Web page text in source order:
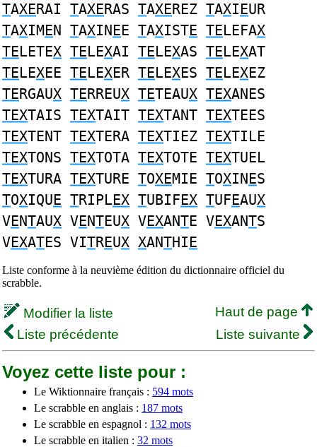
TAXERAI TAXERAS TAXEREZ TAXIEUR
TAXIMEN TAXINEE TAXISTE TELEFAX
TELETEX TELEXAI TELEXAS TELEXAT
TELEXEE TELEXER TELEXES TELEXEZ
TERGAUX TERREUX TETEAUX TEXANES
TEXTAIS TEXTAIT TEXTANT TEXTEES
TEXTENT TEXTERA TEXTIEZ TEXTILE
TEXTONS TEXTOTA TEXTOTE TEXTUEL
TEXTURA TEXTURE TOXEMIE TOXINES
TOXIQUE TRIPLEX TUBIFEX TUFEAUX
VENTAUX VENTEUX VEXANTE VEXANTS
VEXATES VITREUX XANTHIE
Liste conforme à la neuvième édition du dictionnaire officiel du
scrabble.
Modifier la liste
Haut de page
Liste précédente
Liste suivante
Voyez cette liste pour :
Le Wiktionnaire français : 594 mots
Le scrabble en anglais : 187 mots
Le scrabble en espagnol : 132 mots
Le scrabble en italien : 32 mots